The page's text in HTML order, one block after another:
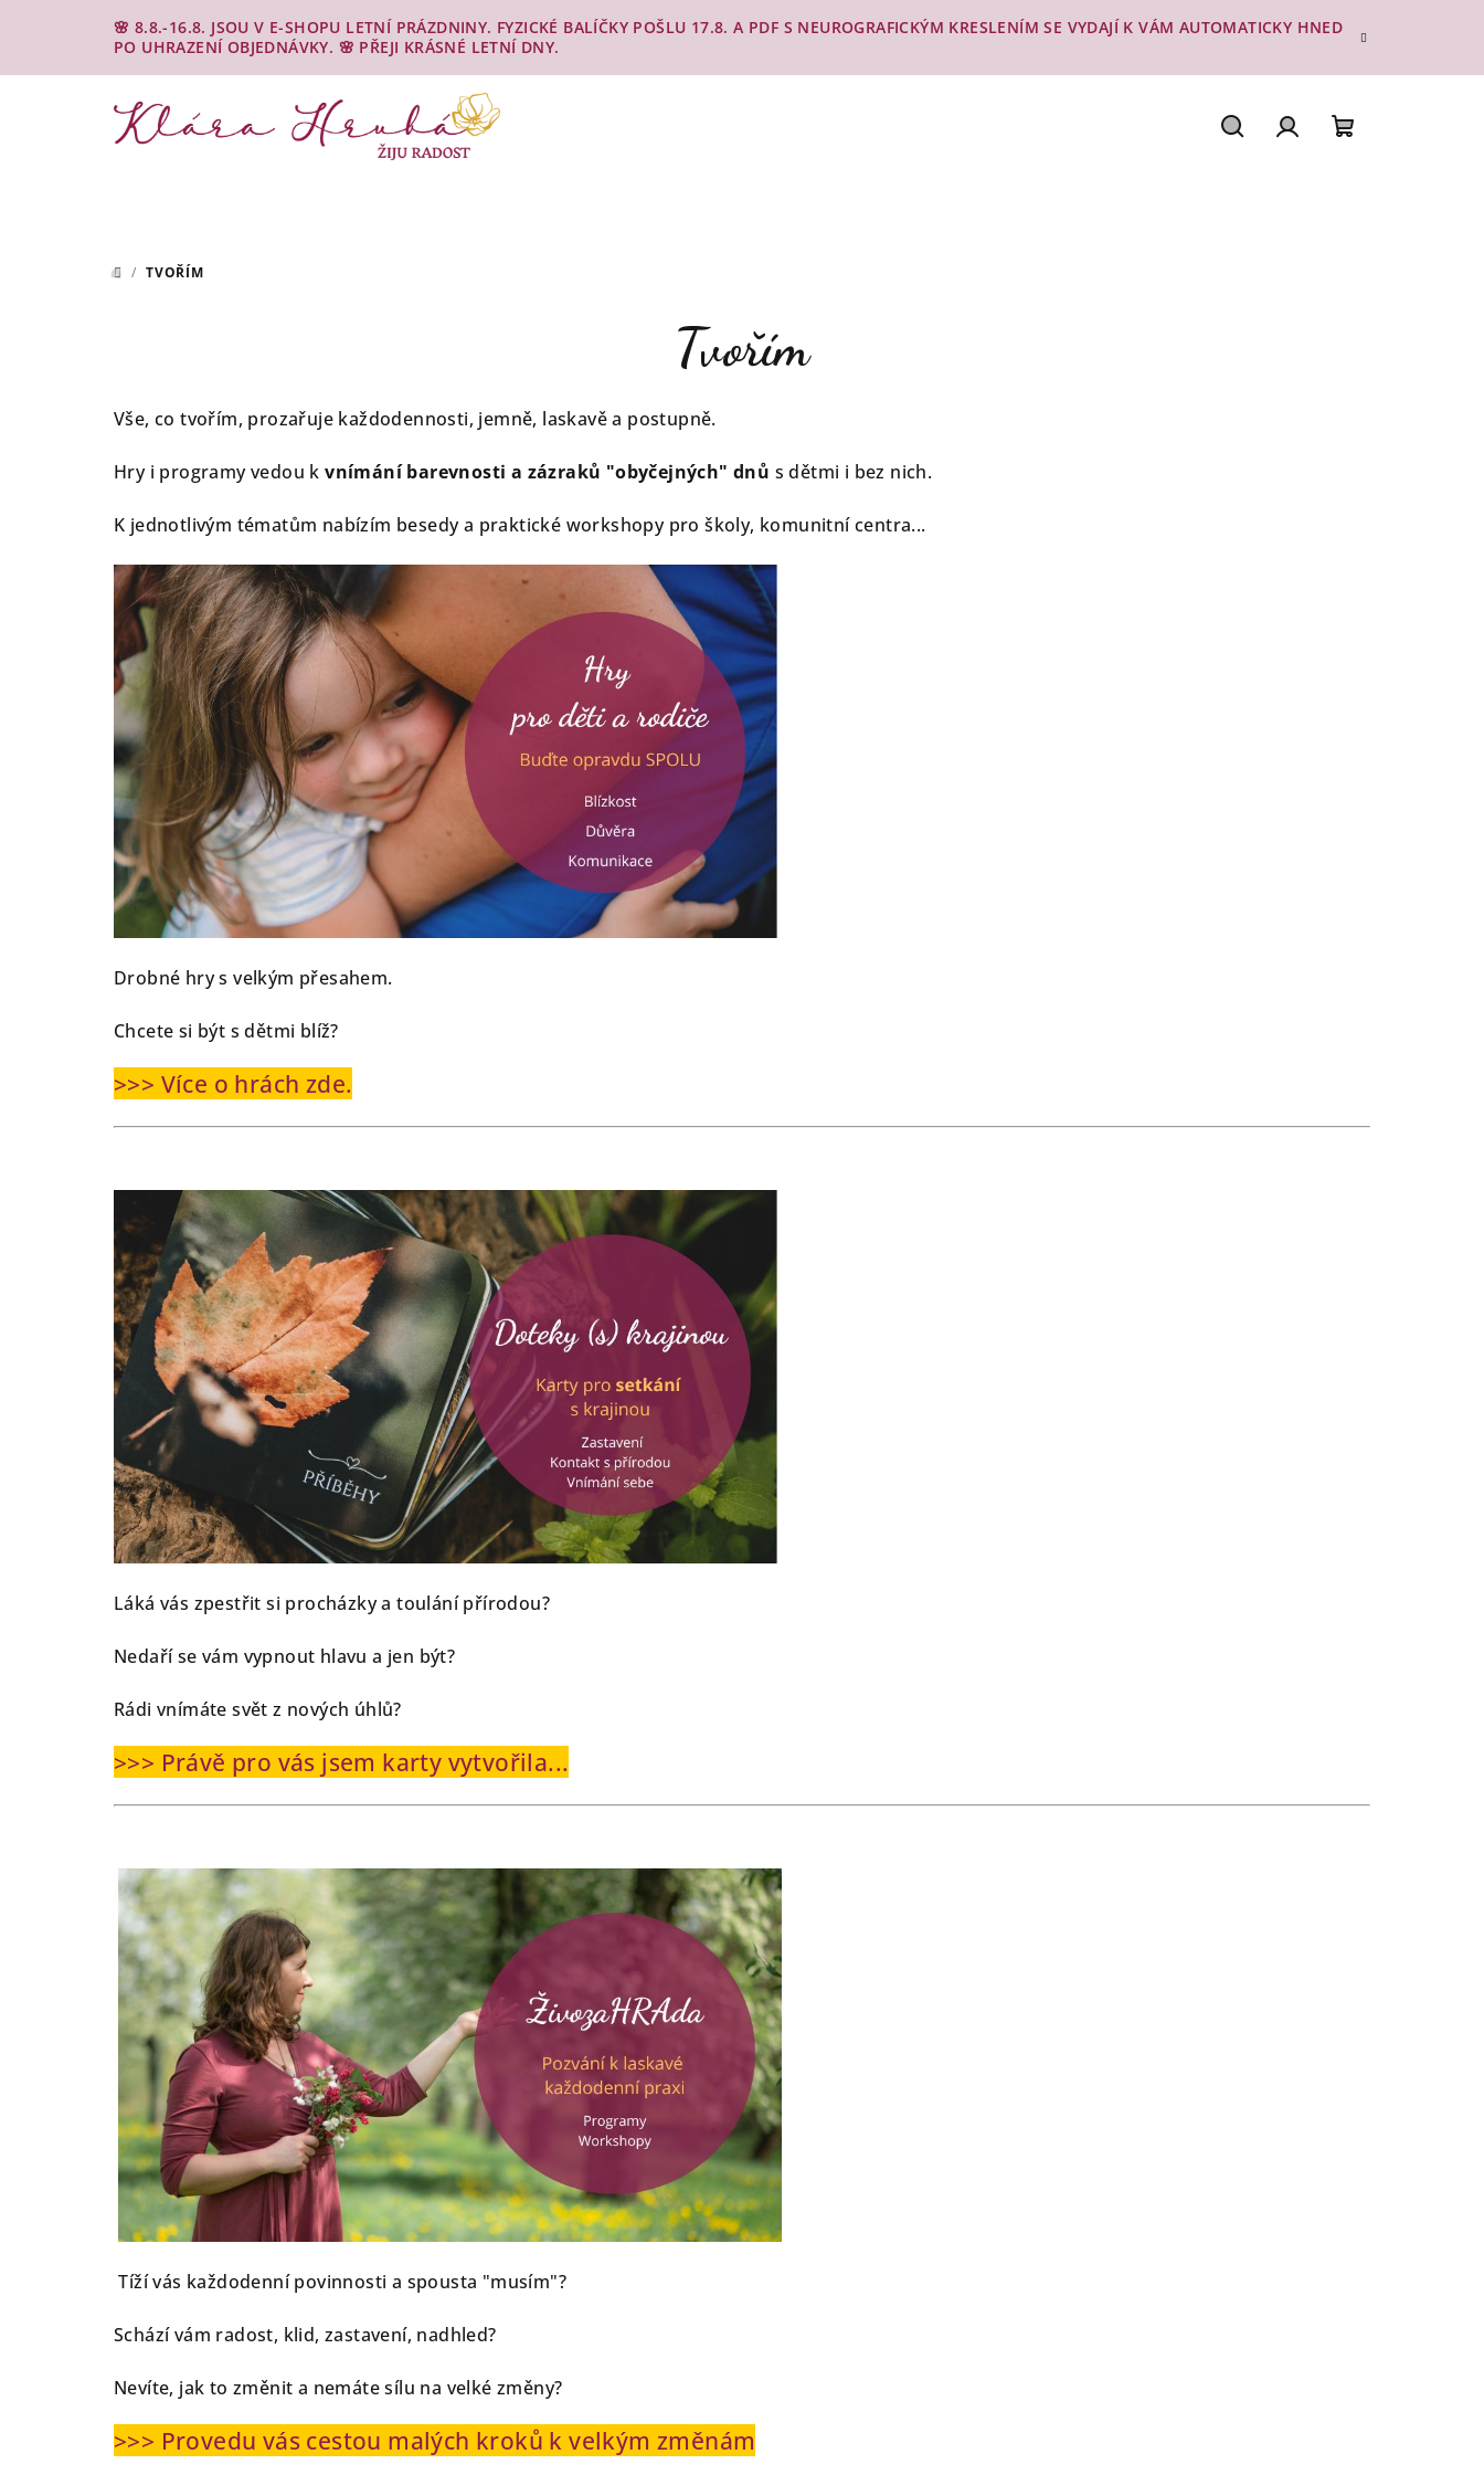
🌸 8.8.-16.8. JSOU V E-SHOPU LETNÍ PRÁZDNINY. FYZICKÉ BALÍČKY POŠLU 17.8. A PDF S NEUROGRAFICKÝM KRESLENÍM SE VYDAJÍ K VÁM AUTOMATICKY HNED
PO UHRAZENÍ OBJEDNÁVKY. 🌸 PŘEJI KRÁSNÉ LETNÍ DNY.
DOMŮ
/ TVOŘÍM
Tvořím
Vše, co tvořím, prozařuje každodennosti, jemně, laskavě a postupně.
Hry i programy vedou kvnímání barevnosti a zázraků "obyčejných" dnů s dětmi i bez nich.
K jednotlivým tématům nabízím besedy a praktické workshopy pro školy, komunitní centra...
Drobné hry s velkým přesahem.
Chcete si být s dětmi blíž?
>>> Více o hrách zde.
Láká vás zpestřit si procházky a toulání přírodou?
Nedaří se vám vypnout hlavu a jen být?
Rádi vnímáte svět z nových úhlů?
>>> Právě pro vás jsem karty vytvořila...
Tíží vás každodenní povinnosti a spousta "musím"?
Schází vám radost, klid, zastavení, nadhled?
Nevíte, jak to změnit a nemáte sílu na velké změny?
>>> Provedu vás cestou malých kroků k velkým změnám